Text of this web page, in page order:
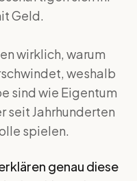
Geld.
wirklich, warum
weshalb
sind wie Eigentum
seit Jahrhunderten
spielen.
genau diese